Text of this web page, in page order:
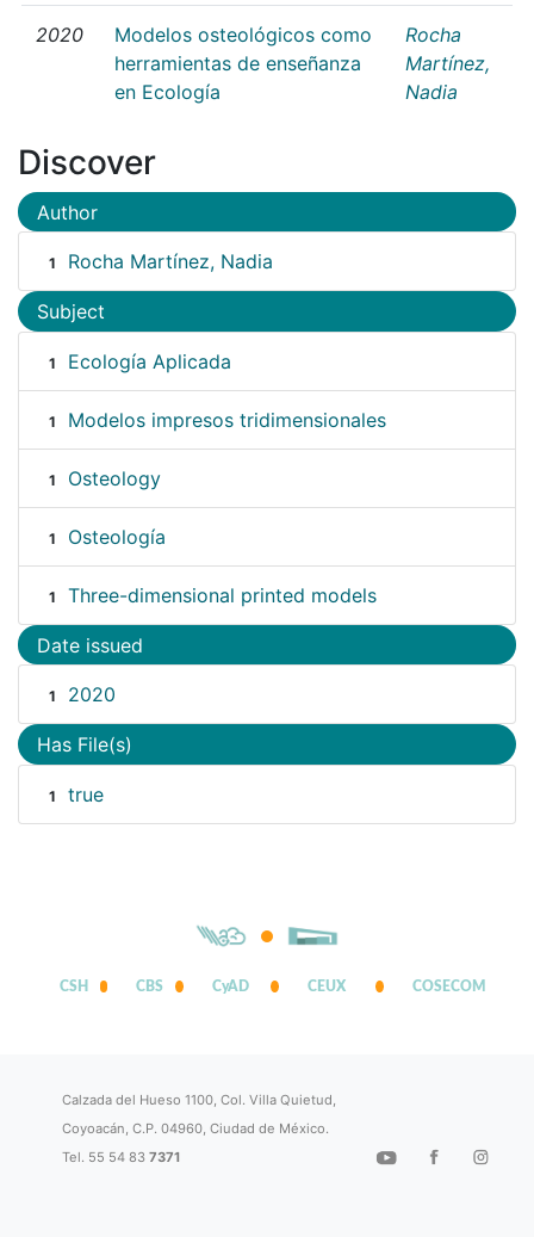
2020
Modelos osteológicos como
herramientas de enseñanza
en Ecología
Rocha
Martínez,
Nadia
Discover
Author
1 Rocha Martínez, Nadia
Subject
1 Ecología Aplicada
1 Modelos impresos tridimensionales
1 Osteology
1 Osteología
1 Three-dimensional printed models
Date issued
1 2020
Has File(s)
1 true
CSH CBS CyAD CEUX COSECOM
Calzada del Hueso 1100, Col. Villa Quietud,
Coyoacán, C.P. 04960, Ciudad de México.
Tel. 55 54 837371